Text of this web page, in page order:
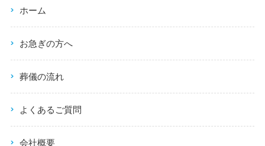
ホーム
お急ぎの方へ
葬儀の流れ
よくあるご質問
会社概要